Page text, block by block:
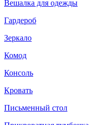
Вешалка для одежды
Гардероб
Зеркало
Комод
Консоль
Кровать
Письменный стол